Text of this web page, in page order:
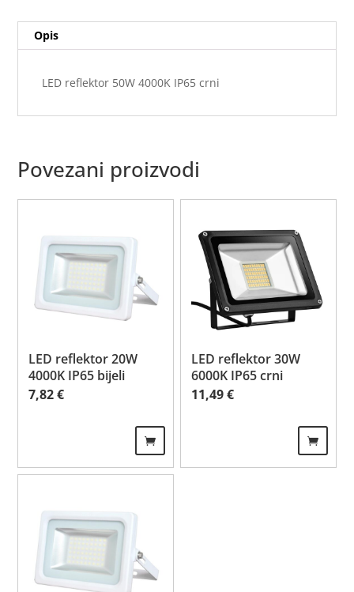
Opis
LED reflektor 50W 4000K IP65 crni
Povezani proizvodi
LED reflektor 20W
4000K IP65 bijeli
7,82€
LED reflektor 30W
6000K IP65 crni
11,49€